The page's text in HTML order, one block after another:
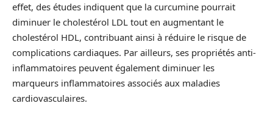
effet, des études indiquent que la curcumine pourrait
diminuer le cholestérol LDL tout en augmentant le
cholestérol HDL, contribuant ainsi à réduire le risque de
complications cardiaques. Par ailleurs, ses propriétés anti-
inflammatoires peuvent également diminuer les
marqueurs inflammatoires associés aux maladies
cardiovasculaires.